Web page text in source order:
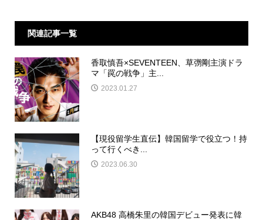
関連記事一覧
香取慎吾×SEVENTEEN、草彅剛主演ドラ
マ「罠の戦争」主...
2023.01.27
【現役留学生直伝】韓国留学で役立つ！持
って行くべき...
2023.06.30
AKB48 高橋朱里の韓国デビュー発表に韓